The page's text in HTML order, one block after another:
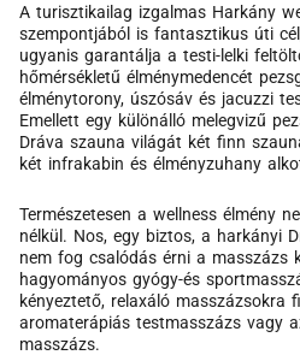
A turisztikailag izgalmas Harkány
szempontjából is fantasztikus úti
ugyanis garantálja a testi-lelki
hőmérsékletű élménymedencét
élménytorony, úszósáv és jacuzzi
Emellett egy különálló melegvizű
Dráva szauna világát két finn
két infrakabin és élményzuhany
Természetesen a wellness élmény
nélkül. Nos, egy biztos, a harkányi
nem fog csalódás érni a masszázs
hagyományos gyógy-és
kényeztető, relaxáló masszázsokra
aromaterápiás testmasszázs vagy
masszázs.